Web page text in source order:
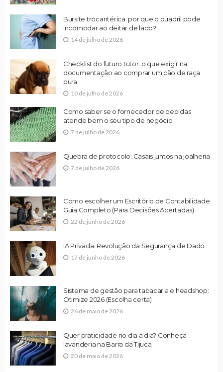
Bursite trocantérica: por que o quadril pode
incomodar ao deitar de lado?
14 de julho de 2026
Checklist do futuro tutor: o que exigir na
documentação ao comprar um cão de raça
pura
10 de julho de 2026
Como saber se o fornecedor de bebidas
atende bem o seu tipo de negócio
7 de julho de 2026
Quebra de protocolo: Casais juntos na joalheria
7 de julho de 2026
Como escolher um Escritório de Contabilidade:
Guia Completo (Para Decisões Acertadas)
22 de junho de 2026
IA Privada: Revolução da Segurança de Dado
17 de junho de 2026
Sistema de gestão para tabacaria e headshop:
Otimize 2026 (Escolha certa)
26 de maio de 2026
Quer praticidade no dia a dia? Conheça
lavanderia na Barra da Tijuca
20 de maio de 2026